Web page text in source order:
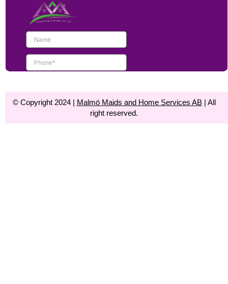
© Copyright 2024 | Malmö Maids and Home Services AB| All
right reserved.